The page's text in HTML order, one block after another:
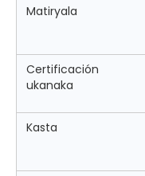
Matiryala
Certificación
ukanaka
Kasta